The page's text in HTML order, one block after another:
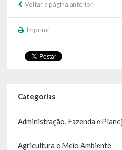
Leis e Decretos
Relatório Circunstanciado
RPPS
RGF
Voltar a página anterior
Imprimir
Categorias
Administração, Fazenda e
Agricultura e Meio Ambiente